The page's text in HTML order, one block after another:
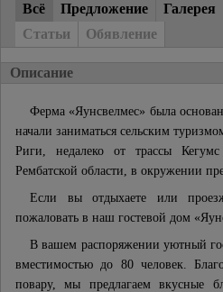
Всё Предложение Галерея
Статьи
Обявление
Описание
Ферма «Яунсвелмес» была
начали заниматься сельским
Риги, недалеко от трассы
Рембатской области, в окружении
Если вы отдыхаете или
пожаловать в наш гостевой дом
В вашем распоряжении уютный
вместимостью до 80 человек.
повару, мы предлагаем вкусные